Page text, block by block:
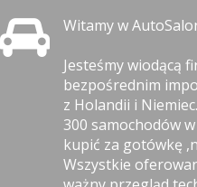
Witamy w
Jesteśmy wiodącą
bezpośrednim
z Holandii i
300 samochodów
kupić za gotówkę
Wszystkie